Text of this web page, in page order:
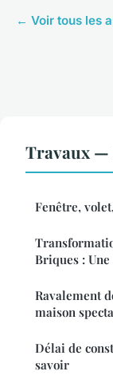
← Voir tous les
Travaux —
Fenêtre,
Briques :
Ravalement
maison
Délai de
savoir